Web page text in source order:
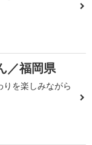
／福岡県
を楽しみながら